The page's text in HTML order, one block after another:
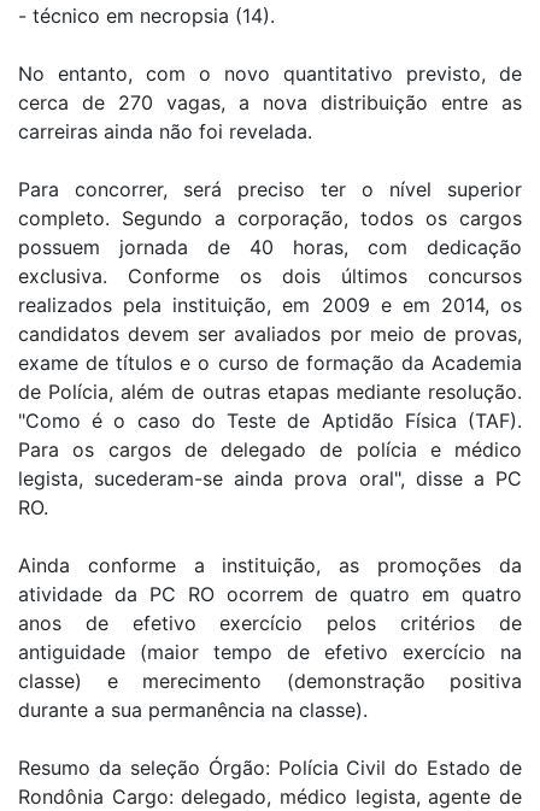
- técnico em necropsia (14).
No entanto, com o novo quantitativo previsto, de
cerca de 270 vagas, a nova distribuição entre as
carreiras ainda não foi revelada.
Para concorrer, será preciso ter o nível superior
completo. Segundo a corporação, todos os cargos
possuem jornada de 40 horas, com dedicação
exclusiva. Conforme os dois últimos concursos
realizados pela instituição, em 2009 e em 2014, os
candidatos devem ser avaliados por meio de provas,
exame de títulos e o curso de formação da Academia
de Polícia, além de outras etapas mediante resolução.
"Como é o caso do Teste de Aptidão Física (TAF).
Para os cargos de delegado de polícia e médico
legista, sucederam-se ainda prova oral", disse a PC
RO.
Ainda conforme a instituição, as promoções da
atividade da PC RO ocorrem de quatro em quatro
anos de efetivo exercício pelos critérios de
antiguidade (maior tempo de efetivo exercício na
classe) e merecimento (demonstração positiva
durante a sua permanência na classe).
Resumo da seleção Órgão: Polícia Civil do Estado de
Rondônia Cargo: delegado, médico legista, agente de